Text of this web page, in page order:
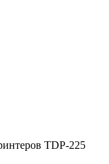
TDP-225